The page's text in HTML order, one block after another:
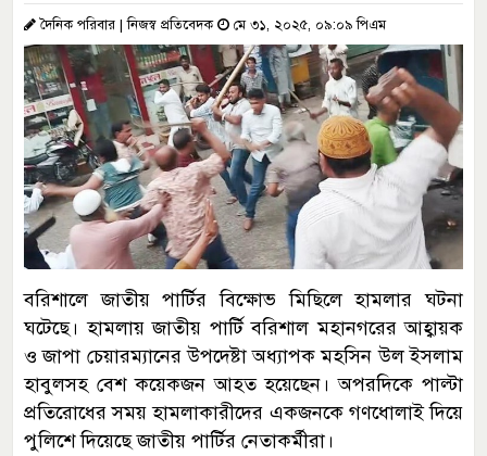
দৈনিক পরিবার | নিজস্ব প্রতিবেদক মে ৩১, ২০২৫, ০৯:০৯ পিএম
বরিশালে জাতীয় পার্টির বিক্ষোভ মিছিলে হামলার ঘটনা
ঘটেছে। হামলায় জাতীয় পার্টি বরিশাল মহানগরের আহ্বায়ক
ও জাপা চেয়ারম্যানের উপদেষ্টা অধ্যাপক মহসিন উল ইসলাম
হাবুলসহ বেশ কয়েকজন আহত হয়েছেন। অপরদিকে পাল্টা
প্রতিরোধের সময় হামলাকারীদের একজনকে গণধোলাই দিয়ে
পুলিশে দিয়েছে জাতীয় পার্টির নেতাকর্মীরা।